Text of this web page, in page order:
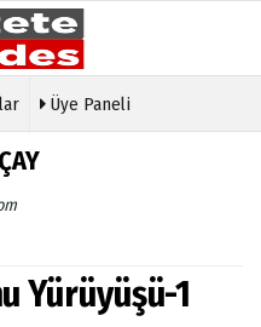
Köşe
Yazarları
Galeri
Etkinlikler
Gizlilik
İlkeleri
Üye Paneli
Yürüyüşü-1